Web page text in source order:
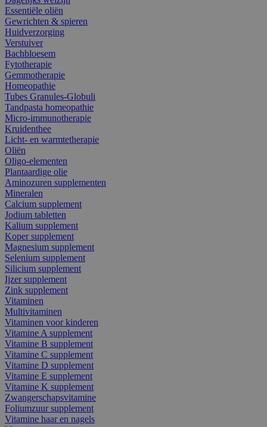
Essentiële oliën
Gewrichten & spieren
Huidverzorging
Verstuiver
Bachbloesem
Fytotherapie
Gemmotherapie
Homeopathie
Tubes Granules-Globuli
Tandpasta homeopathie
Micro-immunotherapie
Kruidenthee
Licht- en warmtetherapie
Oliën
Oligo-elementen
Plantaardige olie
Aminozuren supplementen
Mineralen
Calcium supplement
Jodium tabletten
Kalium supplement
Koper supplement
Magnesium supplement
Selenium supplement
Silicium supplement
Ijzer supplement
Zink supplement
Vitaminen
Multivitaminen
Vitaminen voor kinderen
Vitamine A supplement
Vitamine B supplement
Vitamine C supplement
Vitamine D supplement
Vitamine E supplement
Vitamine K supplement
Zwangerschapsvitamine
Foliumzuur supplement
Vitamine haar en nagels